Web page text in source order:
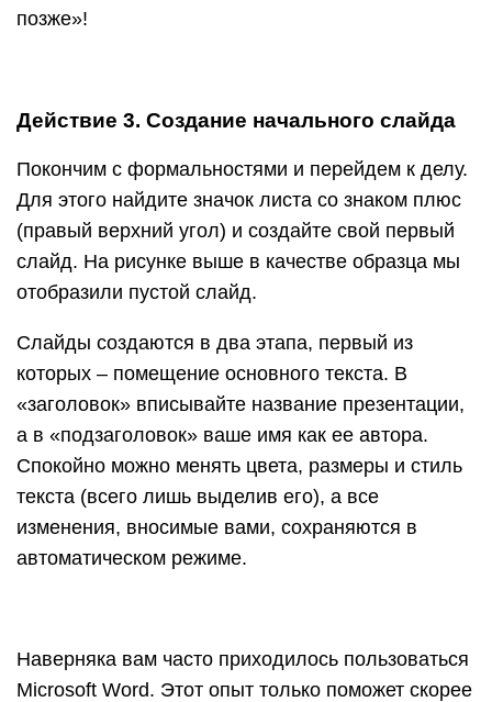
позже»!
Действие 3. Создание начального слайда
Покончим с формальностями и перейдем к делу.
Для этого найдите значок листа со знаком плюс
(правый верхний угол) и создайте свой первый
слайд. На рисунке выше в качестве образца мы
отобразили пустой слайд.
Слайды создаются в два этапа, первый из
которых – помещение основного текста. В
«заголовок» вписывайте название презентации,
а в «подзаголовок» ваше имя как ее автора.
Спокойно можно менять цвета, размеры и стиль
текста (всего лишь выделив его), а все
изменения, вносимые вами, сохраняются в
автоматическом режиме.
Наверняка вам часто приходилось пользоваться
Microsoft Word. Этот опыт только поможет скорее